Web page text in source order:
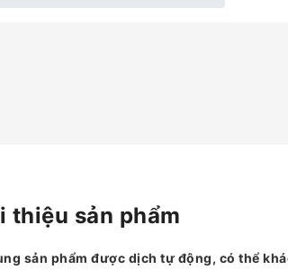
thiệu sản phẩm
sản phẩm được dịch tự động, có thể